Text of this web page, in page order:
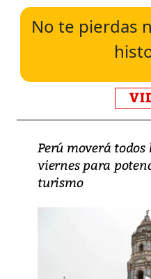
No te pierdas
Perú moverá
viernes para
turismo